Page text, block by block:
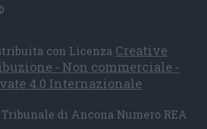
con Licenza Creative
- Non commerciale -
4.0 Internazionale
di Ancona Numero REA